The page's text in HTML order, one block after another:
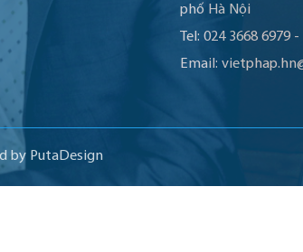
phố Hà Nội
Tel: 024 3668 6979-
Email:
by PutaDesign